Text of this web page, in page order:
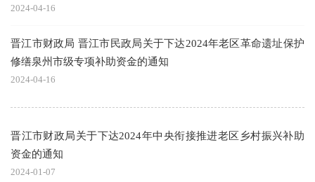
2024-04-16
晋江市财政局 晋江市民政局关于下达2024年老区革命遗址保护
修缮泉州市级专项补助资金的通知
2024-04-16
晋江市财政局关于下达2024年中央衔接推进老区乡村振兴补助
资金的通知
2024-01-07